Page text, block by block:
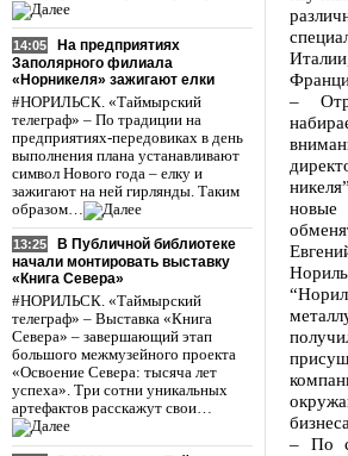
14:05
На предприятиях
Заполярного филиала
«Норникеля» зажигают елки
#НОРИЛЬСК. «Таймырский
телеграф» – По традиции на
предприятиях-передовиках в день
выполнения плана устанавливают
символ Нового года – елку и
зажигают на ней гирлянды. Таким
образом…
13:25
В Публичной библиотеке
начали монтировать выставку
«Книга Севера»
#НОРИЛЬСК. «Таймырский
телеграф» – Выставка «Книга
Севера» – завершающий этап
большого межмузейного проекта
«Освоение Севера: тысяча лет
успеха». Три сотни уникальных
артефактов расскажут свои…
–
– По